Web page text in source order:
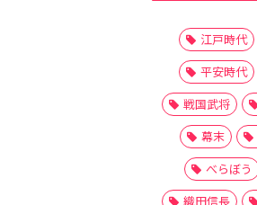
江戸時代
平安時代
戦国武将
幕末
べらぼう
織田信長